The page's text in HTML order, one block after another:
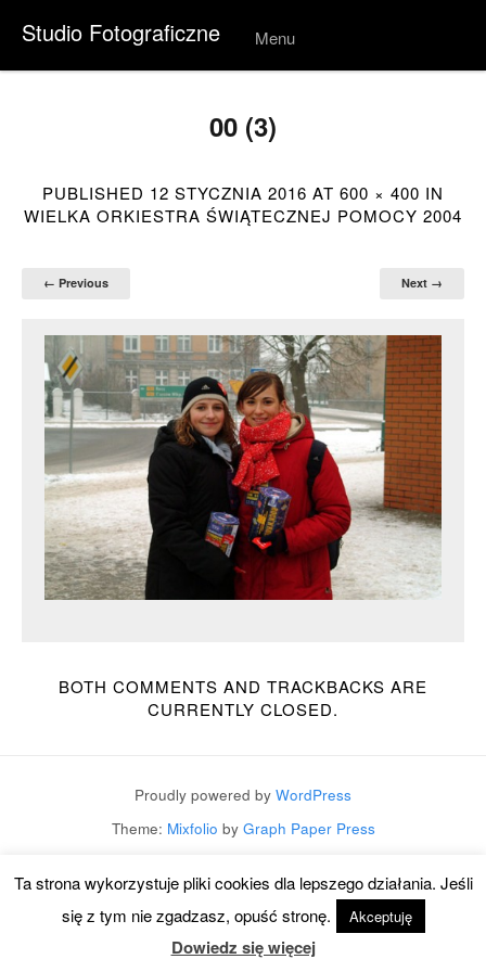
Studio Fotograficzne Menu
Skip to
00 (3)
PUBLISHED 12 STYCZNIA 2016 AT 600 × 400 IN
WIELKA ORKIESTRA ŚWIĄTECZNEJ POMOCY 2004
← Previous Next →
BOTH COMMENTS AND TRACKBACKS ARE
CURRENTLY CLOSED.
Proudly powered by WordPress
Theme: Mixfolio by Graph Paper Press
Ta strona wykorzystuje pliki cookies dla lepszego działania. Jeśli
się z tym nie zgadzasz, opuść stronę.
Akceptuję
Dowiedz się więcej